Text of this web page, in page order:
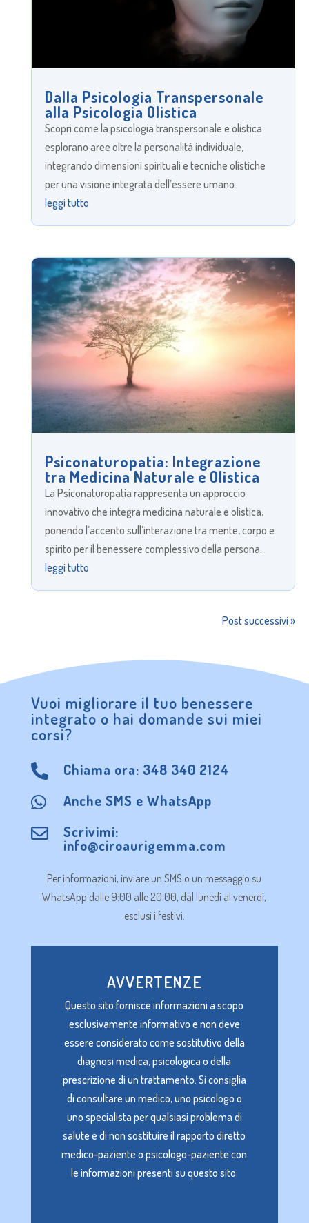
Dalla Psicologia Transpersonale
alla Psicologia Olistica
Scopri come la psicologia transpersonale e olistica
esplorano aree oltre la personalità individuale,
integrando dimensioni spirituali e tecniche olistiche
per una visione integrata dell’essere umano.
leggi tutto
Psiconaturopatia: Integrazione
tra Medicina Naturale e Olistica
La Psiconaturopatia rappresenta un approccio
innovativo che integra medicina naturale e olistica,
ponendo l’accento sull’interazione tra mente, corpo e
spirito per il benessere complessivo della persona.
leggi tutto
Post successivi »
Vuoi migliorare il tuo benessere
integrato o hai domande sui miei
corsi?
 Chiama ora: 348 340 2124
 Anche SMS e WhatsApp
 Scrivimi:
info@ciroaurigemma.com
Per informazioni, inviare un SMS o un messaggio su
WhatsApp dalle 9:00 alle 20:00, dal lunedì al venerdì,
esclusi i festivi.
AVVERTENZE
Questo sito fornisce informazioni a scopo
esclusivamente informativo e non deve
essere considerato come sostitutivo della
diagnosi medica, psicologica o della
prescrizione di un trattamento. Si consiglia
di consultare un medico, uno psicologo o
uno specialista per qualsiasi problema di
salute e di non sostituire il rapporto diretto
medico-paziente o psicologo-paziente con
le informazioni presenti su questo sito.